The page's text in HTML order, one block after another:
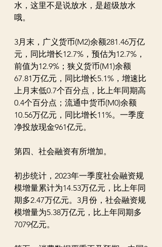
水，这里不是说放水，是超级放水
哦。
3月末，广义货币(M2)余额281.46万亿
元，同比增长12.7%，预估为12.7%，
前值为12.9%；狭义货币(M1)余额
67.81万亿元，同比增长5.1%，增速比
上月末低0.7个百分点，比上年同期高
0.4个百分点；流通中货币(M0)余额
10.56万亿元，同比增长11%。一季度
净投放现金961亿元。
第四、社会融资有所增加。
初步统计，2023年一季度社会融资规
模增量累计为14.53万亿元，比上年同
期多2.47万亿元。3月份，社会融资规
模增量为5.38万亿元，比上年同期多
7079亿元。